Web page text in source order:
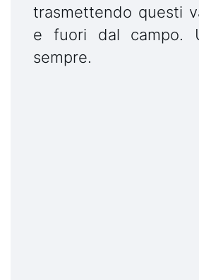
trasmettendo questi
e fuori dal campo.
sempre.